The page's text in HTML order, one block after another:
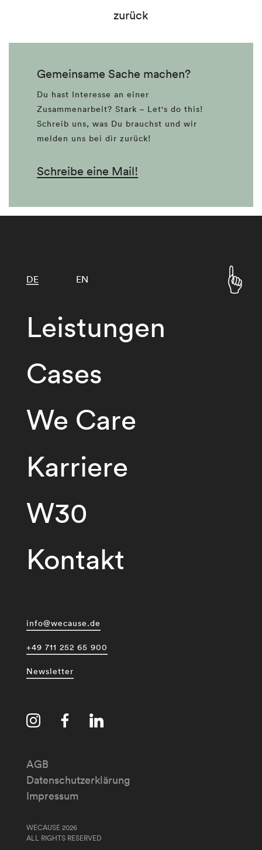
zurück
Gemeinsame Sache machen?
Du hast Interesse an einer
Zusammenarbeit? Stark – Let's do this!
Schreib uns, was Du brauchst und wir
melden uns bei dir zurück!
Schreibe eine Mail!
Leistungen
Cases
We Care
Karriere
W30
Kontakt
DE EN
info@wecause.de
+49 711 252 65 900
Newsletter
AGB
Datenschutzerklärung
Impressum
WECAUSE 2026
ALL RIGHTS RESERVED